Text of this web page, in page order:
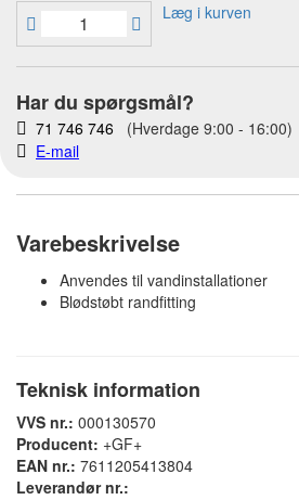
Læg i kurven
Har du spørgsmål?
71 746 746 (Hverdage 9:00 - 16:00)
E-mail
Varebeskrivelse
Anvendes til vandinstallationer
Blødstøbt randfitting
Teknisk information
VVS nr.: 000130570
Producent: +GF+
EAN nr.: 7611205413804
Leverandør nr.: